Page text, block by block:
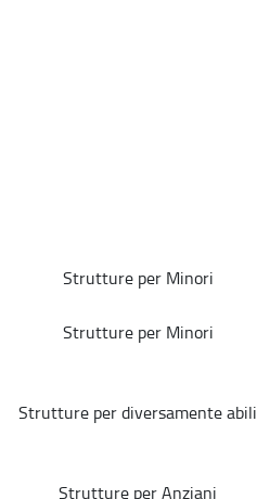
Strutture per Minori
Strutture per Minori
Strutture per diversamente abili
Strutture per Anziani